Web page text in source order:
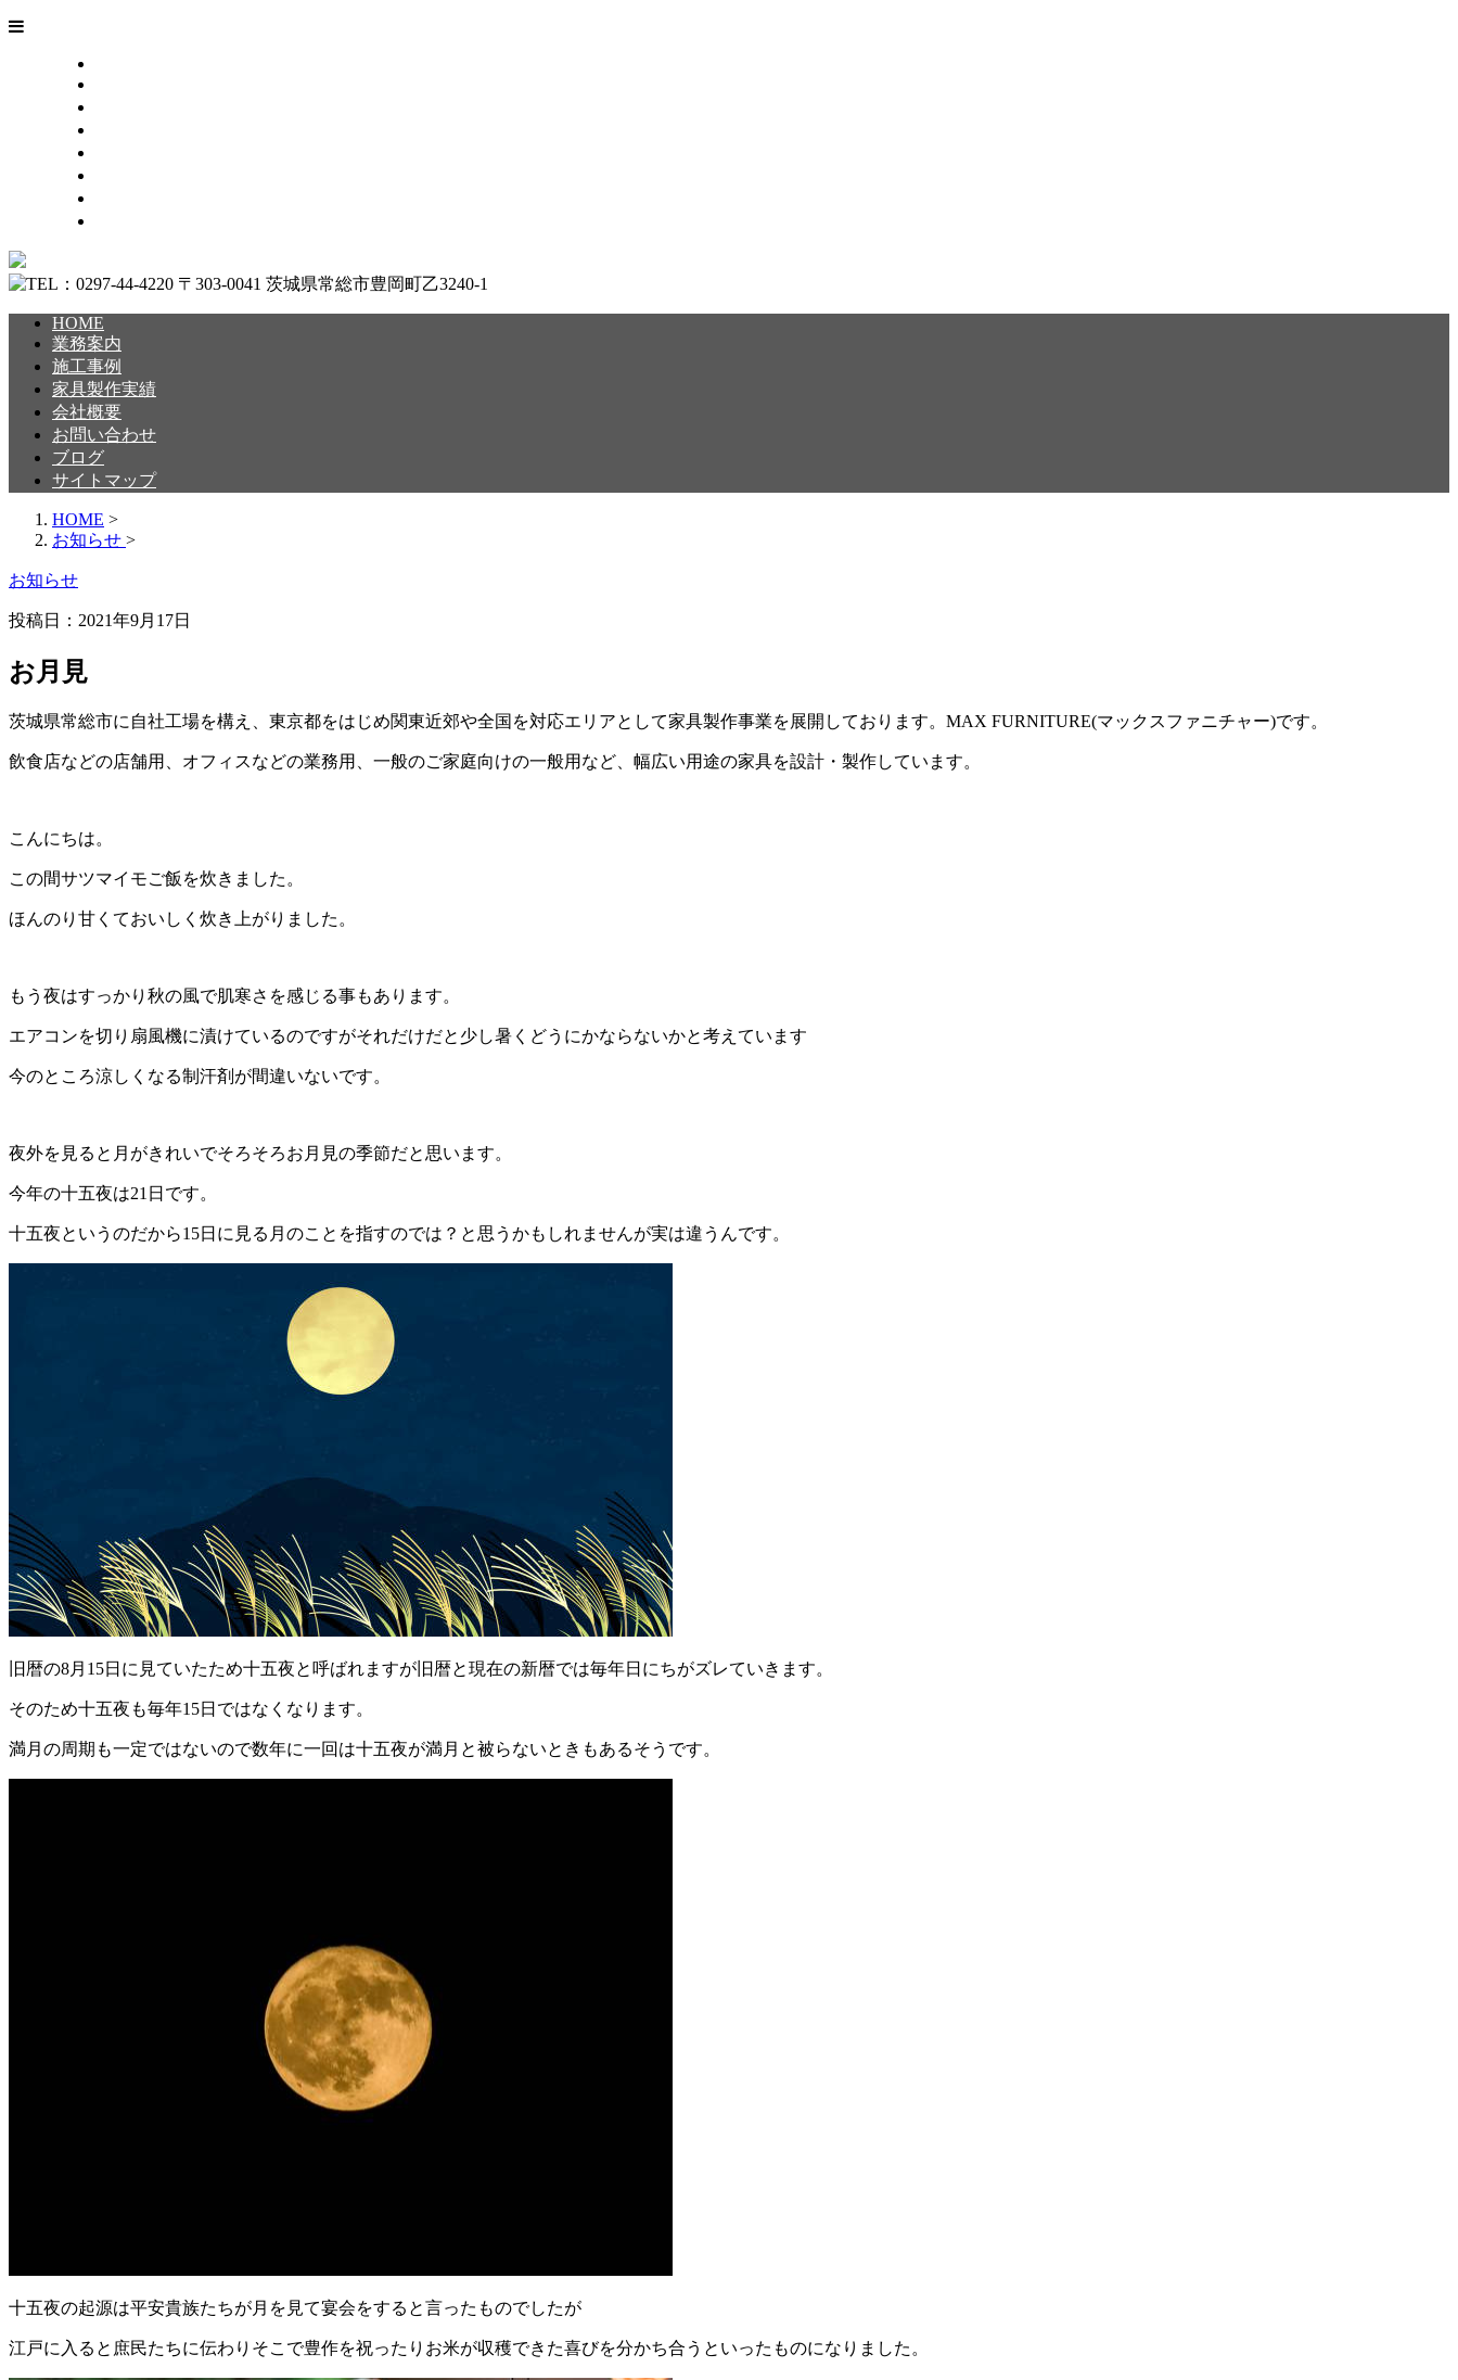
HOME
業務案内
施工事例
家具製作実績
会社概要
お問い合わせ
ブログ
サイトマップ
HOME >
お知らせ >
お知らせ
投稿日： 2021年9月17日
お月見
茨城県常総市に自社工場を構え、東京都をはじめ関東近郊や全国を対応エリアとして家具製作事業を展開しております。MAX FURNITURE(マックスファニチャー)です。
飲食店などの店舗用、オフィスなどの業務用、一般のご家庭向けの一般用など、幅広い用途の家具を設計・製作しています。
こんにちは。
この間サツマイモご飯を炊きました。
ほんのり甘くておいしく炊き上がりました。
もう夜はすっかり秋の風で肌寒さを感じる事もあります。
エアコンを切り扇風機に漬けているのですがそれだけだと少し暑くどうにかならないかと考えています
今のところ涼しくなる制汗剤が間違いないです。
夜外を見ると月がきれいでそろそろお月見の季節だと思います。
今年の十五夜は21日です。
十五夜というのだから15日に見る月のことを指すのでは？と思うかもしれませんが実は違うんです。
旧暦の8月15日に見ていたため十五夜と呼ばれますが旧暦と現在の新暦では毎年日にちがズレていきます。
そのため十五夜も毎年15日ではなくなります。
満月の周期も一定ではないので数年に一回は十五夜が満月と被らないときもあるそうです。
十五夜の起源は平安貴族たちが月を見て宴会をすると言ったものでしたが
江戸に入ると庶民たちに伝わりそこで豊作を祝ったりお米が収穫できた喜びを分かち合うといったものになりました。